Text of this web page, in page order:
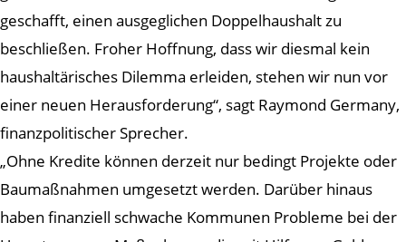
geschafft, einen ausgeglichen Doppelhaushalt zu
beschließen. Froher Hoffnung, dass wir diesmal kein
haushaltärisches Dilemma erleiden, stehen wir nun vor
einer neuen Herausforderung“, sagt Raymond Germany,
finanzpolitischer Sprecher.
„Ohne Kredite können derzeit nur bedingt Projekte oder
Baumaßnahmen umgesetzt werden. Darüber hinaus
haben finanziell schwache Kommunen Probleme bei der